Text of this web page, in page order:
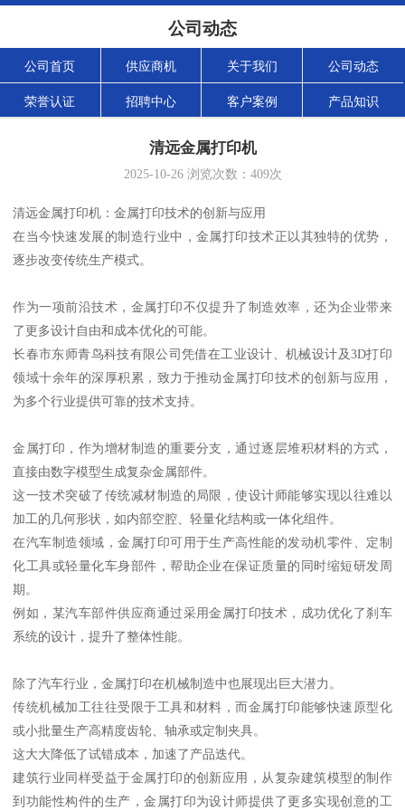
公司动态
公司首页 供应商机 关于我们 公司动态
荣誉认证 招聘中心 客户案例 产品知识
清远金属打印机
2025-10-26浏览次数： 409次
清远金属打印机：金属打印技术的创新与应用
在当今快速发展的制造行业中，金属打印技术正以其独特的优势，
逐步改变传统生产模式。
作为一项前沿技术，金属打印不仅提升了制造效率，还为企业带来
了更多设计自由和成本优化的可能。
长春市东师青鸟科技有限公司凭借在工业设计、机械设计及3D打印
领域十余年的深厚积累，致力于推动金属打印技术的创新与应用，
为多个行业提供可靠的技术支持。
金属打印，作为增材制造的重要分支，通过逐层堆积材料的方式，
直接由数字模型生成复杂金属部件。
这一技术突破了传统减材制造的局限，使设计师能够实现以往难以
加工的几何形状，如内部空腔、轻量化结构或一体化组件。
在汽车制造领域，金属打印可用于生产高性能的发动机零件、定制
化工具或轻量化车身部件，帮助企业在保证质量的同时缩短研发周
期。
例如，某汽车部件供应商通过采用金属打印技术，成功优化了刹车
系统的设计，提升了整体性能。
除了汽车行业，金属打印在机械制造中也展现出巨大潜力。
传统机械加工往往受限于工具和材料，而金属打印能够快速原型化
或小批量生产高精度齿轮、轴承或定制夹具。
这大大降低了试错成本，加速了产品迭代。
建筑行业同样受益于金属打印的创新应用，从复杂建筑模型的制作
到功能性构件的生产，金属打印为设计师提供了更多实现创意的工